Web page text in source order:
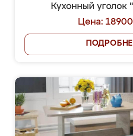
Кухонный
Цена: